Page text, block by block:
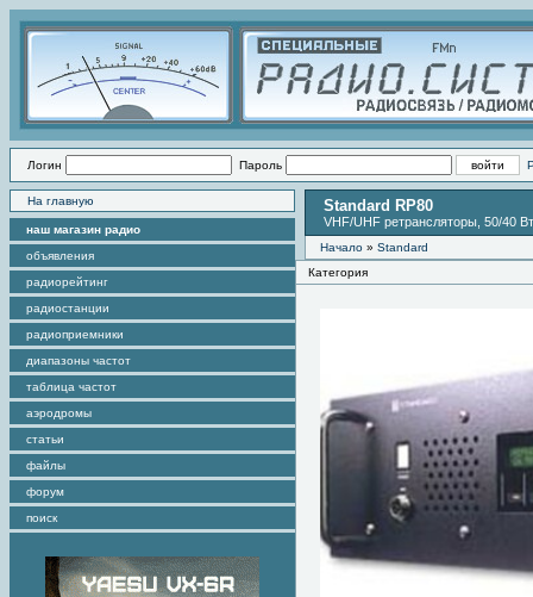
Логин Пароль
На главную
наш магазин радио
объявления
радиорейтинг
радиостанции
радиоприемники
диапазоны частот
таблица частот
аэродромы
статьи
файлы
форум
поиск
Standard RP80
VHF/UHF ретрансляторы, 50/40
Начало » Standard
Категория